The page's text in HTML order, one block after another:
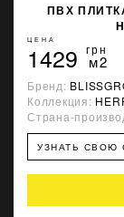
ПВХ
ЦЕНА
1429 грн
м2
Бренд:
Коллекция:
Страна-
УЗНАТЬ СВОЮ